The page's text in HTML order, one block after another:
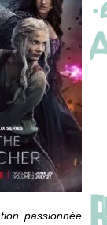
passionnée